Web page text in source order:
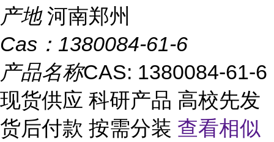
产地 河南郑州
Cas： 1380084-61-6
产品名称CAS: 1380084-61-6
现货供应 科研产品 高校先发
货后付款 按需分装 查看相似